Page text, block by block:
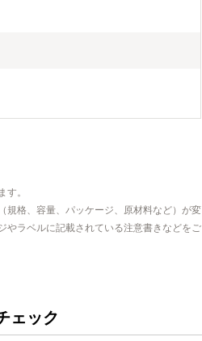
す。
規格、容量、パッケージ、原材料など）が変
やラベルに記載されている注意書きなどをご
ェック